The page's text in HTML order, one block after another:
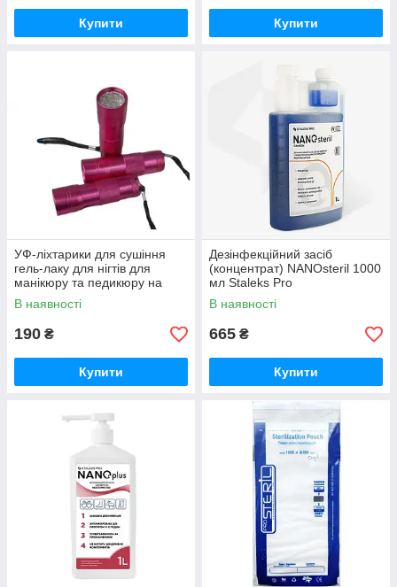
Купити Купити
УФ-ліхтарики для сушіння
гель-лаку для нігтів для
манікюру та педикюру на
батарейках
В наявності
190 ₴
Купити
Дезінфекційний засіб
(концентрат) NANOsteril 1000
мл Staleks Pro
В наявності
665 ₴
Купити